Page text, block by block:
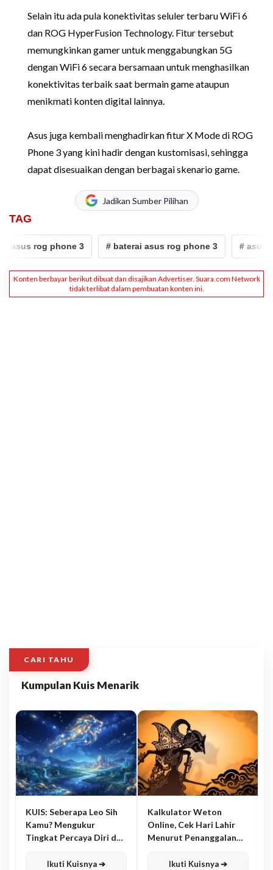
Selain itu ada pula konektivitas seluler terbaru WiFi 6
dan ROG HyperFusion Technology. Fitur tersebut
memungkinkan gamer untuk menggabungkan 5G
dengan WiFi 6 secara bersamaan untuk menghasilkan
konektivitas terbaik saat bermain game ataupun
menikmati konten digital lainnya.
Asus juga kembali menghadirkan fitur X Mode di ROG
Phone 3 yang kini hadir dengan kustomisasi, sehingga
dapat disesuaikan dengan berbagai skenario game.
Jadikan Sumber Pilihan
TAG
rog phone 3 # baterai asus rog phone 3 # asus
CARI TAHU
Kumpulan Kuis Menarik
KUIS: Seberapa Leo Sih
Kamu? Mengukur
Tingkat Percaya Diri dan
Ikuti Kuisnya ➔
Kalkulator Weton
Online, Cek Hari Lahir
Menurut Penanggalan
Ikuti Kuisnya ➔